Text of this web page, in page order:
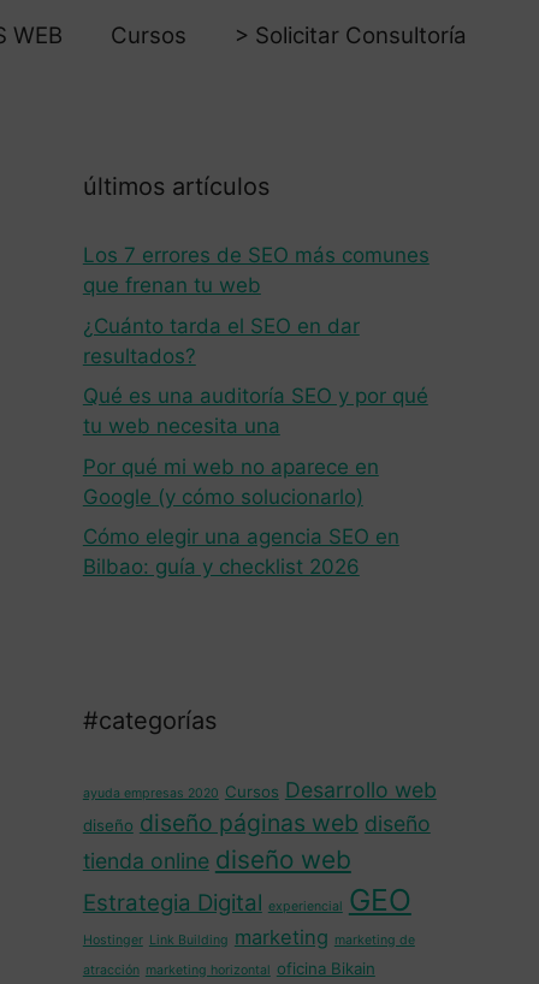
WEB Cursos > Solicitar Consultoría
últimos artículos
Los 7 errores de SEO más comunes
que frenan tu web
¿Cuánto tarda el SEO en dar
resultados?
Qué es una auditoría SEO y por qué
tu web necesita una
Por qué mi web no aparece en
Google (y cómo solucionarlo)
Cómo elegir una agencia SEO en
Bilbao: guía y checklist 2026
#categorías
ayuda empresas 2020 Cursos Desarrollo web
diseño diseño páginas web diseño
tienda online diseño web
Estrategia Digital experiencial GEO
Hostinger Link Building marketing marketing de
atracción marketing horizontal oficina Bikain